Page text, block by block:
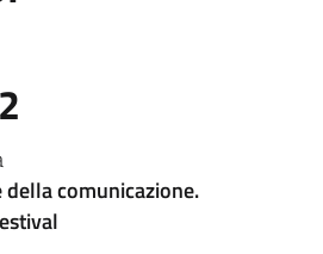
comunicazione.
al